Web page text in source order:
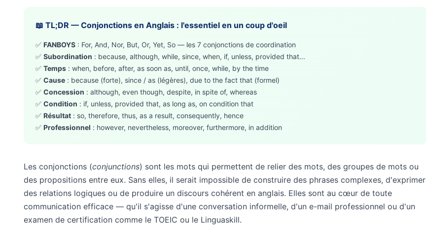
📖 TL;DR — Conjonctions en Anglais : l'essentiel en un coup d'oeil
✅ FANBOYS : For, And, Nor, But, Or, Yet, So — les 7 conjonctions de coordination
✅ Subordination : because, although, while, since, when, if, unless, provided that...
✅ Temps : when, before, after, as soon as, until, once, while, by the time
✅ Cause : because (forte), since / as (légères), due to the fact that (formel)
✅ Concession : although, even though, despite, in spite of, whereas
✅ Condition : if, unless, provided that, as long as, on condition that
✅ Résultat : so, therefore, thus, as a result, consequently, hence
✅ Professionnel : however, nevertheless, moreover, furthermore, in addition
Les conjonctions (conjunctions) sont les mots qui permettent de relier des mots, des groupes de mots ou
des propositions entre eux. Sans elles, il serait impossible de construire des phrases complexes, d'exprimer
des relations logiques ou de produire un discours cohérent en anglais. Elles sont au cœur de toute
communication efficace — qu'il s'agisse d'une conversation informelle, d'un e-mail professionnel ou d'un
examen de certification comme le TOEIC ou le Linguaskill.